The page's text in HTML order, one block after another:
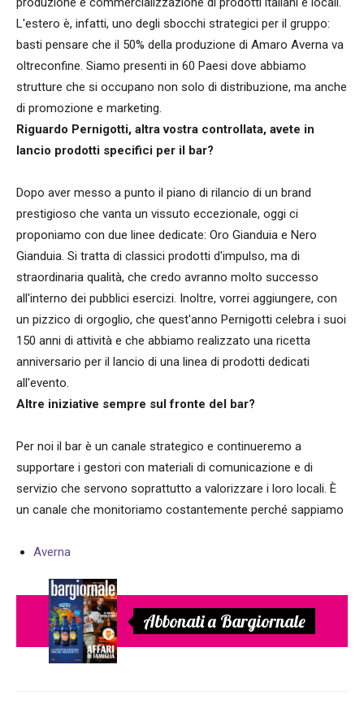
L'estero è, infatti, uno degli sbocchi strategici per il gruppo:
basti pensare che il 50% della produzione di Amaro Averna va
oltreconfine. Siamo presenti in 60 Paesi dove abbiamo
strutture che si occupano non solo di distribuzione, ma anche
di promozione e marketing.
Riguardo Pernigotti, altra vostra controllata, avete in
lancio prodotti specifici per il bar?
Dopo aver messo a punto il piano di rilancio di un brand
prestigioso che vanta un vissuto eccezionale, oggi ci
proponiamo con due linee dedicate: Oro Gianduia e Nero
Gianduia. Si tratta di classici prodotti d'impulso, ma di
straordinaria qualità, che credo avranno molto successo
all'interno dei pubblici esercizi. Inoltre, vorrei aggiungere, con
un pizzico di orgoglio, che quest'anno Pernigotti celebra i suoi
150 anni di attività e che abbiamo realizzato una ricetta
anniversario per il lancio di una linea di prodotti dedicati
all'evento.
Altre iniziative sempre sul fronte del bar?
Per noi il bar è un canale strategico e continueremo a
supportare i gestori con materiali di comunicazione e di
servizio che servono soprattutto a valorizzare i loro locali. È
un canale che monitoriamo costantemente perché sappiamo
Averna
Abbonati a Bargiornale